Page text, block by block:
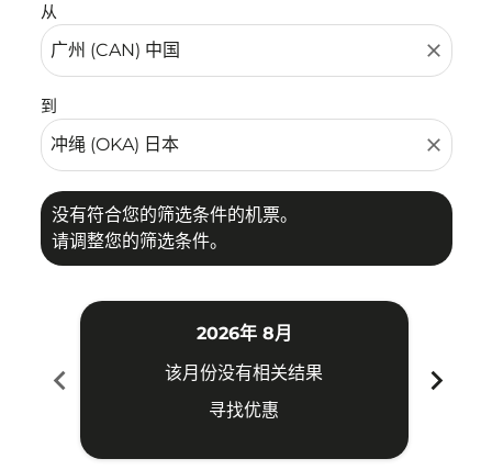
从
close
到
close
没有符合您的筛选条件的机票。
请调整您的筛选条件。
chevron_left
2026年 8月
该月份没有相关结果
寻找优惠
chevron_right